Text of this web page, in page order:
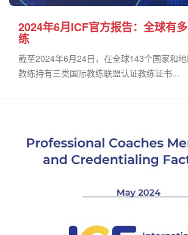
2024年6月ICF官方报告：全球有
练
截至2024年6月24日，在全球143个国家和
教练持有三类国际教练联盟认证教练证书...